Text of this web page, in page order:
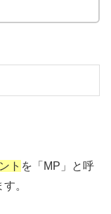
ト を「MP」と呼
。